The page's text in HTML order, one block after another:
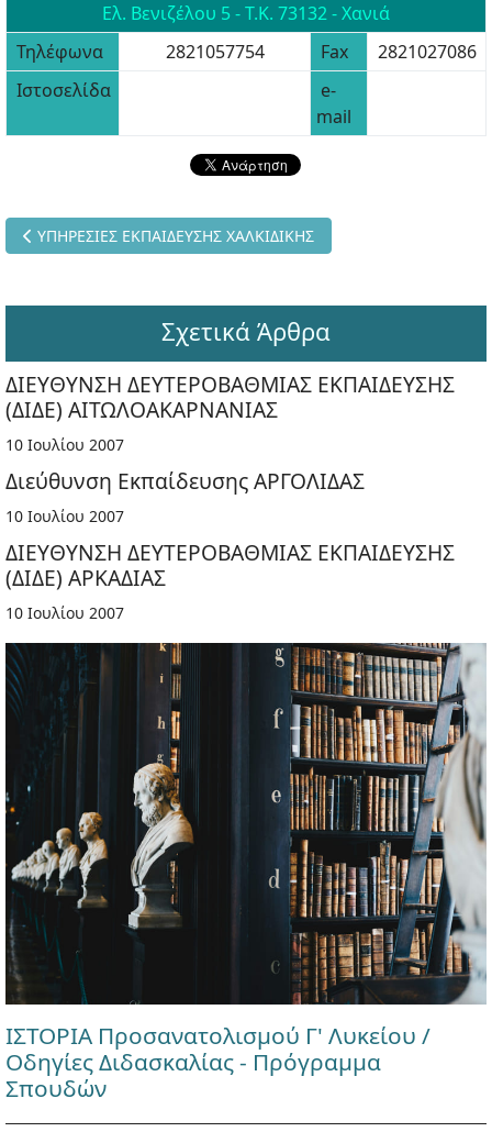
Ελ. Βενιζέλου 5 - Τ.Κ. 73132 - Χανιά
Τηλέφωνα
2821057754 Fax
2821027086
Ιστοσελίδα
e-
mail
Προηγούμενο άρθρο: ΥΠΗΡΕΣΙΕΣ ΕΚΠΑΙΔΕΥΣΗΣ ΧΑΛΚΙΔΙΚΗΣ
ΥΠΗΡΕΣΙΕΣ ΕΚΠΑΙΔΕΥΣΗΣ ΧΑΛΚΙΔΙΚΗΣ
Σχετικά Άρθρα
ΔΙΕΥΘΥΝΣΗ ΔΕΥΤΕΡΟΒΑΘΜΙΑΣ ΕΚΠΑΙΔΕΥΣΗΣ
(ΔΙΔΕ) ΑΙΤΩΛΟΑΚΑΡΝΑΝΙΑΣ
10 Ιουλίου 2007
Διεύθυνση Εκπαίδευσης ΑΡΓΟΛΙΔΑΣ
10 Ιουλίου 2007
ΔΙΕΥΘΥΝΣΗ ΔΕΥΤΕΡΟΒΑΘΜΙΑΣ ΕΚΠΑΙΔΕΥΣΗΣ
(ΔΙΔΕ) ΑΡΚΑΔΙΑΣ
10 Ιουλίου 2007
ΙΣΤΟΡΙΑ Προσανατολισμού Γ' Λυκείου /
Οδηγίες Διδασκαλίας - Πρόγραμμα
Σπουδών